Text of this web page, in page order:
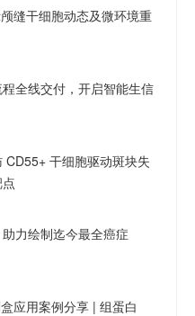
缝干细胞动态及微环境重
全线交付，开启智能生信
干细胞驱动斑块失
力绘制迄今最全癌症
应用案例分享 | 组蛋白